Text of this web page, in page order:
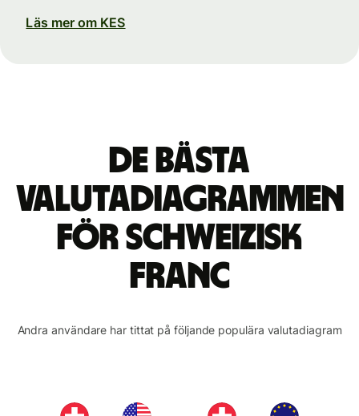
Läs mer om KES
De bästa
valutadiagrammen
för schweizisk
franc
Andra användare har tittat på följande populära valutadiagram